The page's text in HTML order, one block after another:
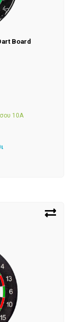
Board
10Α